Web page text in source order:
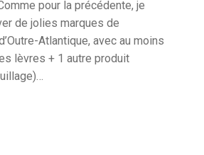
pour la précédente, je
de jolies marques de
Atlantique, avec au moins
lèvres + 1 autre produit